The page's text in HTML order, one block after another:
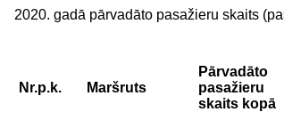
2020. gadā pārvadāto pasažieru skaits
Nr.p.k. Maršruts
Pārvadāto
pasažieru
skaits kopā